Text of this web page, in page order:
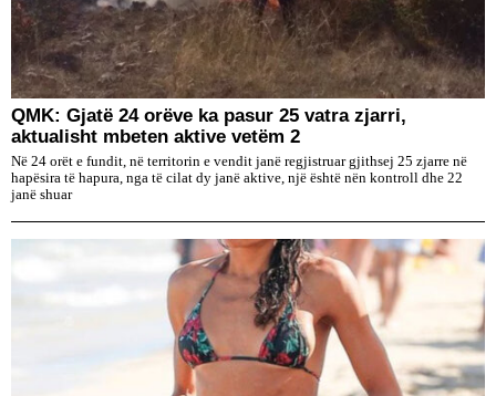
QMK: Gjatë 24 orëve ka pasur 25 vatra zjarri,
aktualisht mbeten aktive vetëm 2
Në 24 orët e fundit, në territorin e vendit janë regjistruar gjithsej 25 zjarre në
hapësira të hapura, nga të cilat dy janë aktive, një është nën kontroll dhe 22
janë shuar